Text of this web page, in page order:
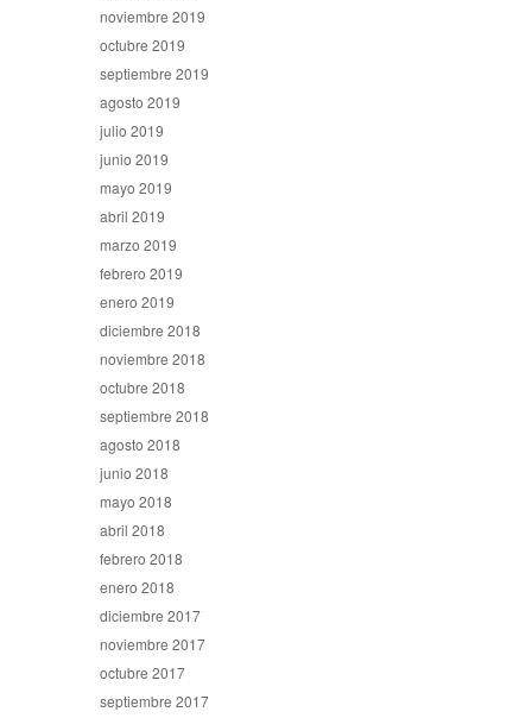
noviembre 2019
octubre 2019
septiembre 2019
agosto 2019
julio 2019
junio 2019
mayo 2019
abril 2019
marzo 2019
febrero 2019
enero 2019
diciembre 2018
noviembre 2018
octubre 2018
septiembre 2018
agosto 2018
junio 2018
mayo 2018
abril 2018
febrero 2018
enero 2018
diciembre 2017
noviembre 2017
octubre 2017
septiembre 2017